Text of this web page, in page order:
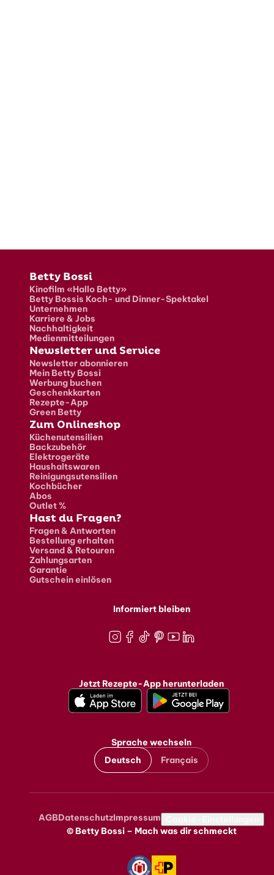
Fusszeile
Betty Bossi
Kinofilm «Hallo Betty»
Betty Bossis Koch- und Dinner-Spektakel
Unternehmen
Karriere & Jobs
Nachhaltigkeit
Medienmitteilungen
Newsletter und Service
Newsletter abonnieren
Mein Betty Bossi
Werbung buchen
Geschenkkarten
Rezepte-App
Green Betty
Zum Onlineshop
Küchenutensilien
Backzubehör
Elektrogeräte
Haushaltswaren
Reinigungsutensilien
Kochbücher
Abos
Outlet %
Hast du Fragen?
Fragen & Antworten
Bestellung erhalten
Versand & Retouren
Zahlungsarten
Garantie
Gutschein einlösen
Informiert bleiben
Jetzt Rezepte-App herunterladen
Sprache wechseln
Deutsch
Français
Metanavigation
AGBDatenschutzImpressum
© Betty Bossi – Mach was dir schmeckt